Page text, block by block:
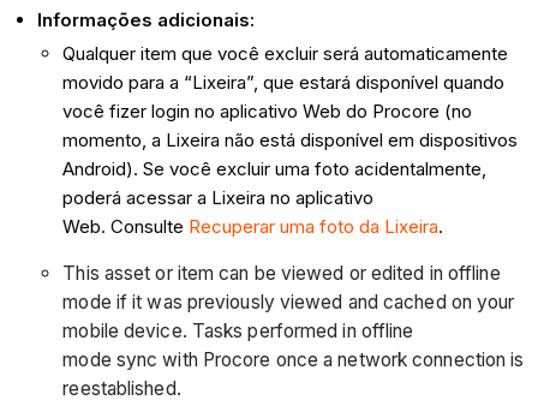
Informações adicionais:
Qualquer item que você excluir será automaticamente
movido para a “Lixeira”, que estará disponível quando
você fizer login no aplicativo Web do Procore (no
momento, a Lixeira não está disponível em dispositivos
Android). Se você excluir uma foto acidentalmente,
poderá acessar a Lixeira no aplicativo
Web. Consulte Recuperar uma foto da Lixeira.
This asset or item can be viewed or edited in offline
mode if it was previously viewed and cached on your
mobile device. Tasks performed in offline
mode sync with Procore once a network connection is
reestablished.